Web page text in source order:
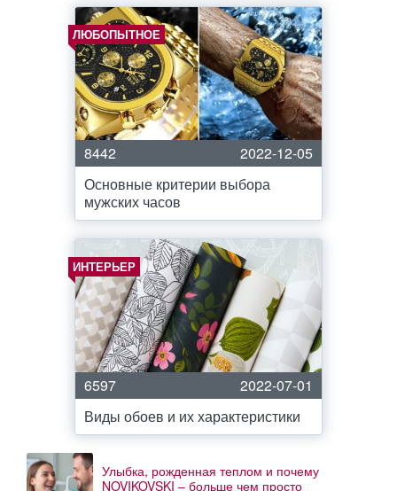
ЛЮБОПЫТНОЕ
8442
2022-12-05
Основные критерии выбора
мужских часов
ИНТЕРЬЕР
6597
2022-07-01
Виды обоев и их характеристики
Улыбка, рожденная теплом и почему
NOVIKOVSKI – больше чем просто